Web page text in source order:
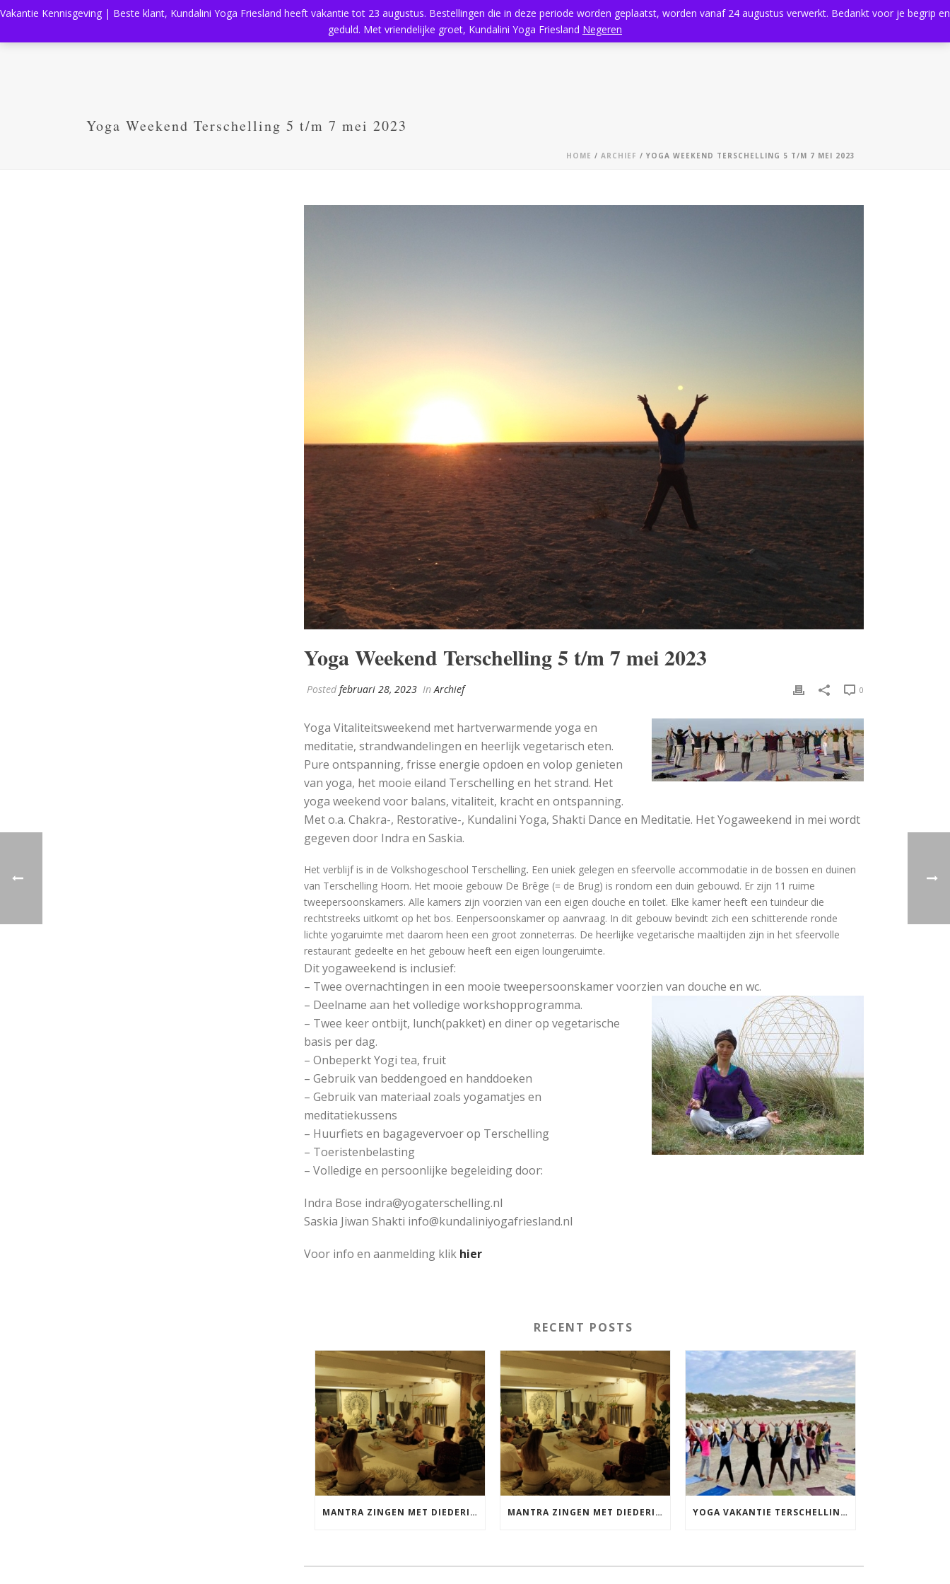
Aanbod Kundalini Yoga Massage Rooster Shop
Yoga Weekend Terschelling 5 t/m 7 mei 2023
HOME / ARCHIEF / YOGA WEEKEND TERSCHELLING 5 T/M 7 MEI 2023
Yoga Weekend Terschelling 5 t/m 7 mei 2023
Posted februari 28, 2023 InArchief 0
Yoga Vitaliteitsweekend met hartverwarmende yoga en
meditatie, strandwandelingen en heerlijk vegetarisch eten.
Pure ontspanning, frisse energie opdoen en volop genieten
van yoga, het mooie eiland Terschelling en het strand. Het
yoga weekend voor balans, vitaliteit, kracht en ontspanning.
Met o.a. Chakra-, Restorative-, Kundalini Yoga, Shakti Dance en Meditatie. Het Yogaweekend in mei wordt
gegeven door Indra en Saskia.
Het verblijf is in de Volkshogeschool Terschelling. Een uniek gelegen en sfeervolle accommodatie in de bossen en duinen
van Terschelling Hoorn. Het mooie gebouw De Brêge (= de Brug) is rondom een duin gebouwd. Er zijn 11 ruime
tweepersoonskamers. Alle kamers zijn voorzien van een eigen douche en toilet. Elke kamer heeft een tuindeur die
rechtstreeks uitkomt op het bos. Eenpersoonskamer op aanvraag. In dit gebouw bevindt zich een schitterende ronde
lichte yogaruimte met daarom heen een groot zonneterras. De heerlijke vegetarische maaltijden zijn in het sfeervolle
restaurant gedeelte en het gebouw heeft een eigen loungeruimte.
Dit yogaweekend is inclusief:
– Twee overnachtingen in een mooie tweepersoonskamer voorzien van douche en wc.
– Deelname aan het volledige workshopprogramma.
– Twee keer ontbijt, lunch(pakket) en diner op vegetarische
basis per dag.
– Onbeperkt Yogi tea, fruit
– Gebruik van beddengoed en handdoeken
– Gebruik van materiaal zoals yogamatjes en
meditatiekussens
– Huurfiets en bagagevervoer op Terschelling
– Toeristenbelasting
– Volledige en persoonlijke begeleiding door:
Indra Bose indra@yogaterschelling.nl
Saskia Jiwan Shakti info@kundaliniyogafriesland.nl
Voor info en aanmelding klik hier
RECENT POSTS
MANTRA ZINGEN MET DIEDERICK VRIJDAG 25 SEPTEMBER EN 20 NOVEMBER MANTRA ZINGEN MET DIEDERICK IN LEEUWARDEN VRIJDAG 12 JUNI KIRTAN YOGA VAKANTIE TERSCHELLING 17 T/M 19 JULI
Vakantie Kennisgeving | Beste klant, Kundalini Yoga Friesland heeft vakantie tot 23 augustus. Bestellingen die in deze periode worden geplaatst, worden vanaf 24 augustus verwerkt. Bedankt voor je begrip en
geduld. Met vriendelijke groet, Kundalini Yoga Friesland Negeren